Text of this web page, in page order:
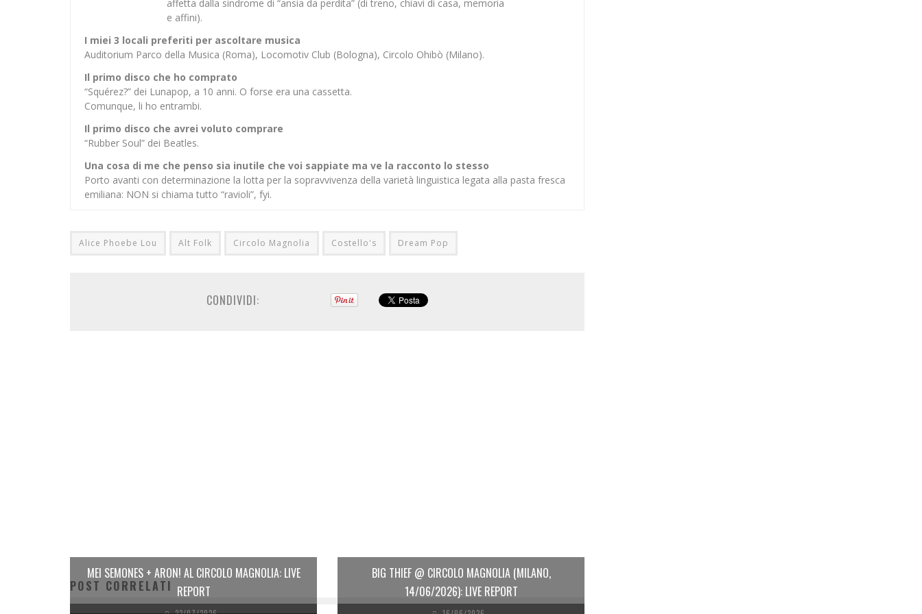
affetta dalla sindrome di “ansia da perdita” (di treno, chiavi di casa, memoria
e affini).
I miei 3 locali preferiti per ascoltare musica
Auditorium Parco della Musica (Roma), Locomotiv Club (Bologna), Circolo Ohibò (Milano).
Il primo disco che ho comprato
“Squérez?” dei Lunapop, a 10 anni. O forse era una cassetta.
Comunque, li ho entrambi.
Il primo disco che avrei voluto comprare
“Rubber Soul” dei Beatles.
Una cosa di me che penso sia inutile che voi sappiate ma ve la racconto lo stesso
Porto avanti con determinazione la lotta per la sopravvivenza della varietà linguistica legata alla pasta fresca
emiliana: NON si chiama tutto “ravioli”, fyi.
Alice Phoebe Lou Alt Folk Circolo Magnolia Costello's Dream Pop
CONDIVIDI:
POST CORRELATI
MEI SEMONES + ARON! AL CIRCOLO MAGNOLIA: LIVE
REPORT
BIG THIEF @ CIRCOLO MAGNOLIA (MILANO,
14/06/2026): LIVE REPORT